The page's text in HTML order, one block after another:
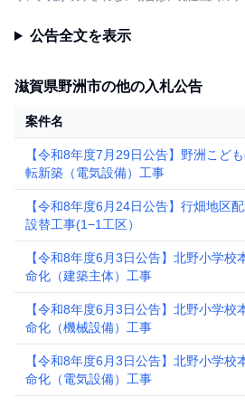
公告全文を表示
滋賀県野洲市の他の入札公告
案件名
【令和8年度7月29日公告】野洲こど
転新築（電気設備）工事
【令和8年度6月24日公告】行畑地区
設替工事(1−1工区）
【令和8年度6月3日公告】北野小学校
命化（建築主体）工事
【令和8年度6月3日公告】北野小学校
命化（機械設備）工事
【令和8年度6月3日公告】北野小学校
命化（電気設備）工事